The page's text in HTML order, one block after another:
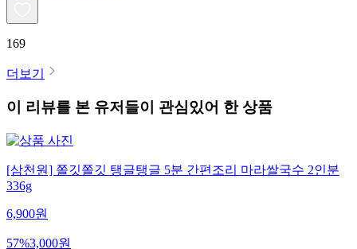
169
더보기
이 리뷰를 본 유저들이 관심있어 한 상품
[삼천원] 쫄깃쫄깃 탱글탱글 5분 간편조리 마라쌀국수 2인분
336g
6,900원
57%3,000원